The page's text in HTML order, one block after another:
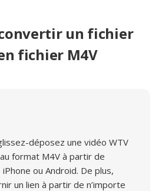
un fichier
fichier M4V
déposez une vidéo WTV
format M4V à partir de
ou Android. De plus,
un lien à partir de n’importe